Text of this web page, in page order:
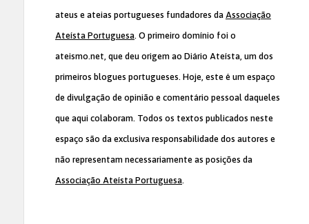
ateus e ateias portugueses fundadores da Associação
Ateísta Portuguesa. O primeiro domínio foi o
ateismo.net, que deu origem ao Diário Ateísta, um dos
primeiros blogues portugueses. Hoje, este é um espaço
de divulgação de opinião e comentário pessoal daqueles
que aqui colaboram. Todos os textos publicados neste
espaço são da exclusiva responsabilidade dos autores e
não representam necessariamente as posições da
Associação Ateísta Portuguesa.